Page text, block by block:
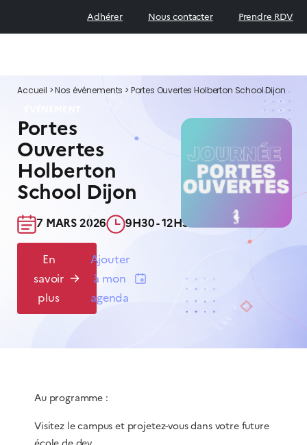
Adhérer Nous contacter Prendre RDV
Accueil >Nos événements > Portes Ouvertes Holberton School Dijon
Portes
Ouvertes
Holberton
School Dijon
7 MARS 2026​ 9H30 - 12H30​
En
savoir
plus
Ajouter
à mon
agenda
Au programme :
Visitez le campus et projetez-vous dans votre future